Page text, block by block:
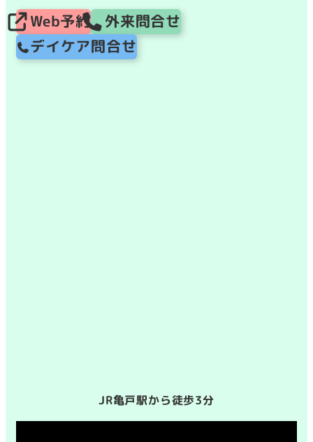
Web予約
外来問合せ
デイケア問合せ
JR亀戸駅から徒歩3分